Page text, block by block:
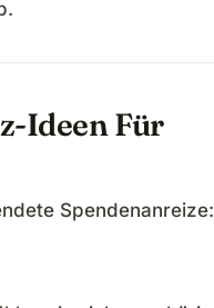
Ideen Für
Spendenanreize: